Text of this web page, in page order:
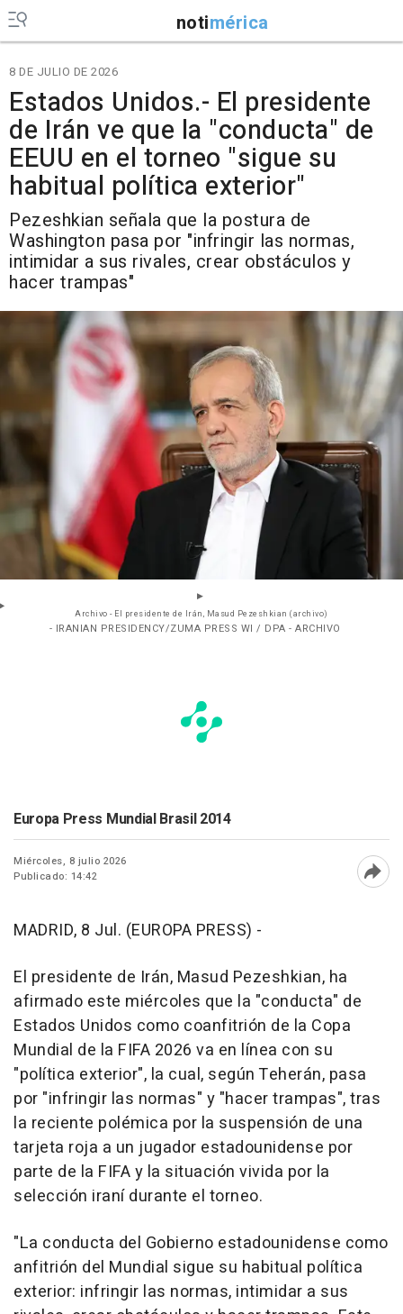
notimérica
8 DE JULIO DE 2026
Estados Unidos.- El presidente
de Irán ve que la "conducta" de
EEUU en el torneo "sigue su
habitual política exterior"
Pezeshkian señala que la postura de
Washington pasa por "infringir las normas,
intimidar a sus rivales, crear obstáculos y
hacer trampas"
Archivo - El presidente de Irán, Masud Pezeshkian (archivo)
- IRANIAN PRESIDENCY/ZUMA PRESS WI / DPA - ARCHIVO
Europa Press Mundial Brasil 2014
Miércoles, 8 julio 2026
Publicado: 14:42
MADRID, 8 Jul. (EUROPA PRESS) -
El presidente de Irán, Masud Pezeshkian, ha
afirmado este miércoles que la "conducta" de
Estados Unidos como coanfitrión de la Copa
Mundial de la FIFA 2026 va en línea con su
"política exterior", la cual, según Teherán, pasa
por "infringir las normas" y "hacer trampas", tras
la reciente polémica por la suspensión de una
tarjeta roja a un jugador estadounidense por
parte de la FIFA y la situación vivida por la
selección iraní durante el torneo.
"La conducta del Gobierno estadounidense como
anfitrión del Mundial sigue su habitual política
exterior: infringir las normas, intimidar a sus